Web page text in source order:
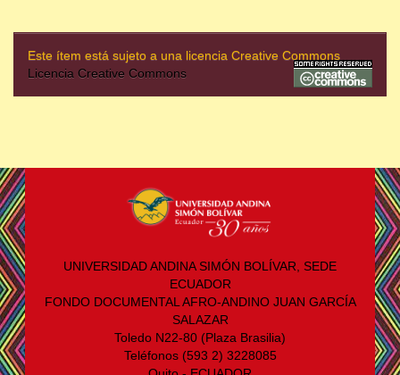
Este ítem está sujeto a una licencia Creative Commons
Licencia Creative Commons
UNIVERSIDAD ANDINA SIMÓN BOLÍVAR, SEDE
ECUADOR
FONDO DOCUMENTAL AFRO-ANDINO JUAN GARCÍA
SALAZAR
Toledo N22-80 (Plaza Brasilia)
Teléfonos (593 2) 3228085